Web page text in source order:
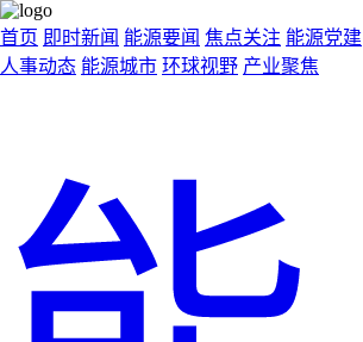
首页 即时新闻 能源要闻 焦点关注 能源党建
人事动态 能源城市 环球视野 产业聚焦